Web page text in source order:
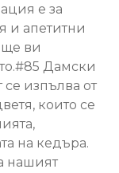
е за
и апетитни
ви
Дамски
изпълва от
които се
на кедъра.
нашият